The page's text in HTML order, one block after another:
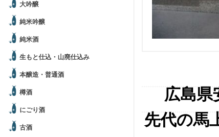
大吟醸
純米吟醸
純米酒
生もと仕込・山廃仕込み
本醸造・普通酒
樽酒
にごり酒
古酒
広島県
先代の馬